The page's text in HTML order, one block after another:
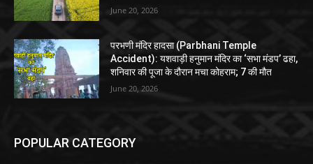
June 20, 2026
परभणी मंदिर हादसा (Parbhani Temple
Accident): यशवाड़ी हनुमान मंदिर का ‘सभा मंडप’ ढहा,
शनिवार की पूजा के दौरान मचा कोहराम; 7 की मौत
June 20, 2026
POPULAR CATEGORY